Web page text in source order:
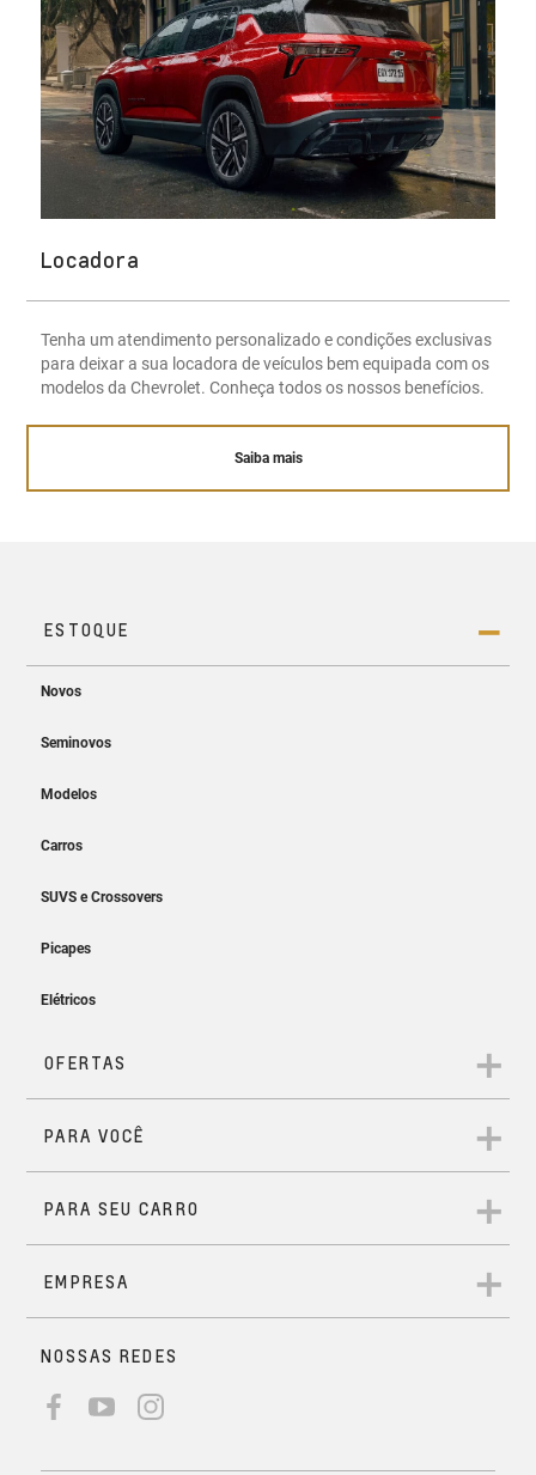
Locadora
Tenha um atendimento personalizado e condições exclusivas
para deixar a sua locadora de veículos bem equipada com os
modelos da Chevrolet. Conheça todos os nossos benefícios.
Saiba mais